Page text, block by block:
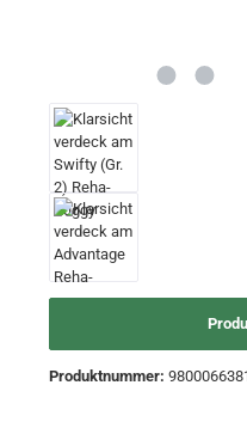
Produktnummer: